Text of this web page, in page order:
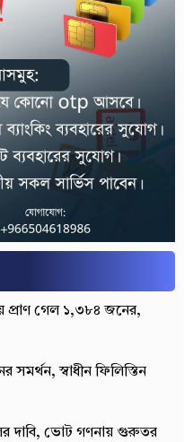
প্রাণ গেল ১,৩৮৪ জনের,
সমর্থন, স্বাধীন ফিলিস্তিন
দাবি, ভোট গণনায় গুরুতর